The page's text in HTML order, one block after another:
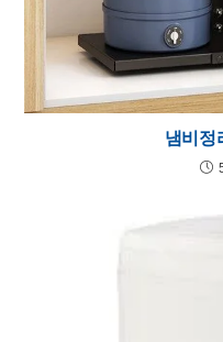
냄비정